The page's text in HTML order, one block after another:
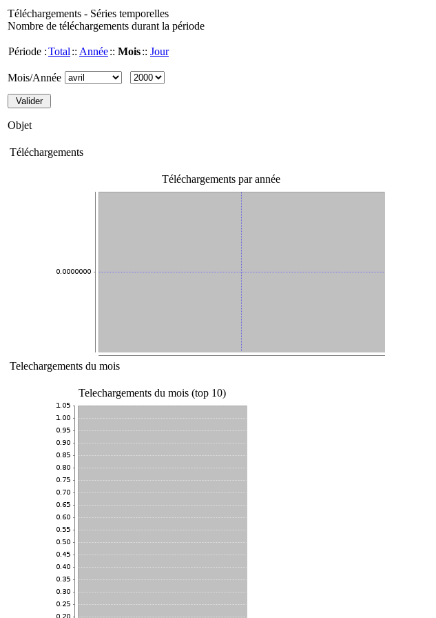
Téléchargements - Séries temporelles
Nombre de téléchargements durant la période
Période :Total :: Année:: Mois:: Jour
Mois/Année
Objet
Téléchargements
Téléchargements par année
Telechargements du mois
Telechargements du mois (top 10)